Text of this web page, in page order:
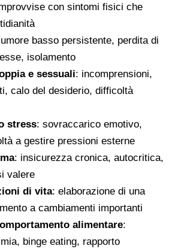
con sintomi fisici che
basso persistente, perdita di
isolamento
e sessuali: incomprensioni,
calo del desiderio, difficoltà
stress: sovraccarico emotivo,
a gestire pressioni esterne
: insicurezza cronica, autocritica,
valere
di vita: elaborazione di una
a cambiamenti importanti
alimentare:
binge eating, rapporto